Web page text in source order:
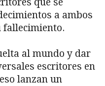
a ambos
fallecimiento.
al mundo y dar
escritores en
lanzan un